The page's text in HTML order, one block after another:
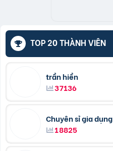
TOP 20 THÀNH VIÊN
trần hiền
37136
Chuyên sỉ gia dụng
18825